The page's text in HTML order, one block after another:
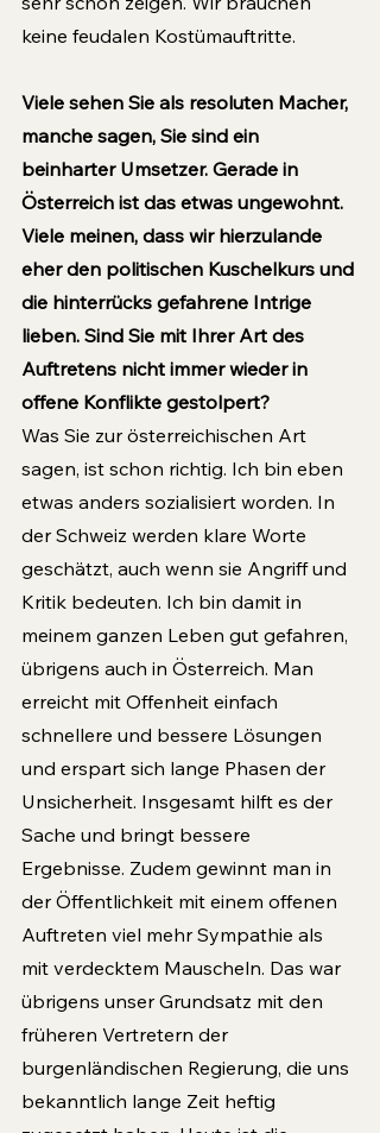
keine feudalen Kostümauftritte.
Viele sehen Sie als resoluten Macher,
manche sagen, Sie sind ein
beinharter Umsetzer. Gerade in
Österreich ist das etwas ungewohnt.
Viele meinen, dass wir hierzulande
eher den politischen Kuschelkurs und
die hinterrücks gefahrene Intrige
lieben. Sind Sie mit Ihrer Art des
Auftretens nicht immer wieder in
offene Konflikte gestolpert?
Was Sie zur österreichischen Art
sagen, ist schon richtig. Ich bin eben
etwas anders sozialisiert worden. In
der Schweiz werden klare Worte
geschätzt, auch wenn sie Angriff und
Kritik bedeuten. Ich bin damit in
meinem ganzen Leben gut gefahren,
übrigens auch in Österreich. Man
erreicht mit Offenheit einfach
schnellere und bessere Lösungen
und erspart sich lange Phasen der
Unsicherheit. Insgesamt hilft es der
Sache und bringt bessere
Ergebnisse. Zudem gewinnt man in
der Öffentlichkeit mit einem offenen
Auftreten viel mehr Sympathie als
mit verdecktem Mauscheln. Das war
übrigens unser Grundsatz mit den
früheren Vertretern der
burgenländischen Regierung, die uns
bekanntlich lange Zeit heftig